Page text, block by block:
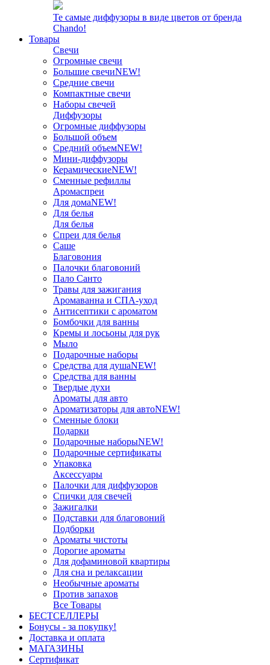
Те самые диффузоры в виде цветов от бренда
Chando!
Товары
Свечи
Огромные свечи
Большие свечиNEW!
Средние свечи
Компактные свечи
Наборы свечей
Диффузоры
Огромные диффузоры
Большой объем
Средний объемNEW!
Мини-диффузоры
КерамическиеNEW!
Сменные рефиллы
Аромаспреи
Для домаNEW!
Для белья
Для белья
Спреи для белья
Саше
Благовония
Палочки благовоний
Пало Санто
Травы для зажигания
Аромаванна и СПА-уход
Антисептики с ароматом
Бомбочки для ванны
Кремы и лосьоны для рук
Мыло
Подарочные наборы
Средства для душаNEW!
Средства для ванны
Твердые духи
Ароматы для авто
Ароматизаторы для автоNEW!
Сменные блоки
Подарки
Подарочные наборыNEW!
Подарочные сертификаты
Упаковка
Аксессуары
Палочки для диффузоров
Спички для свечей
Зажигалки
Подставки для благовоний
Подборки
Ароматы чистоты
Дорогие ароматы
Для дофаминовой квартиры
Для сна и релаксации
Необычные ароматы
Против запахов
Все Товары
БЕСТСЕЛЛЕРЫ
Бонусы - за покупку!
Доставка и оплата
МАГАЗИНЫ
Cертификат